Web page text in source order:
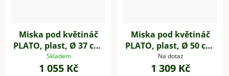
Miska pod květináč
PLATO, plast, Ø 37 cm,
bílá
Skladem
1 055 Kč
Miska pod květináč
PLATO, plast, Ø 50 cm,
bílá
Na dotaz
1 309 Kč